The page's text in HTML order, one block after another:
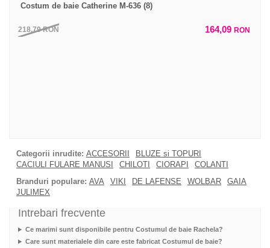
Costum de baie Catherine M-636 (8)
218,79RON 164,09 RON
Categorii inrudite: ACCESORII
BLUZE si TOPURI
CACIULI FULARE MANUSI
CHILOTI CIORAPI
COLANTI
Branduri populare: AVA VIKI DE LAFENSE WOLBAR
GAIA
JULIMEX
Intrebari frecvente
Ce marimi sunt disponibile pentru Costumul de baie Rachela?
Care sunt materialele din care este fabricat Costumul de baie?